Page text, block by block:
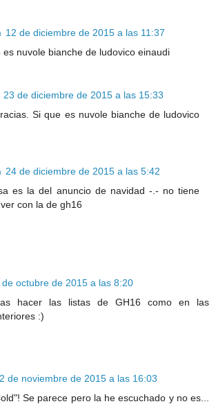
12 de diciembre de 2015 a las 11:37
es nuvole bianche de ludovico einaudi
23 de diciembre de 2015 a las 15:33
Si que es nuvole bianche de ludovico
24 de diciembre de 2015 a las 5:42
es la del anuncio de navidad -.- no tiene
con la de gh16
de octubre de 2015 a las 8:20
hacer las listas de GH16 como en las
:)
de noviembre de 2015 a las 16:03
Se parece pero la he escuchado y no es...